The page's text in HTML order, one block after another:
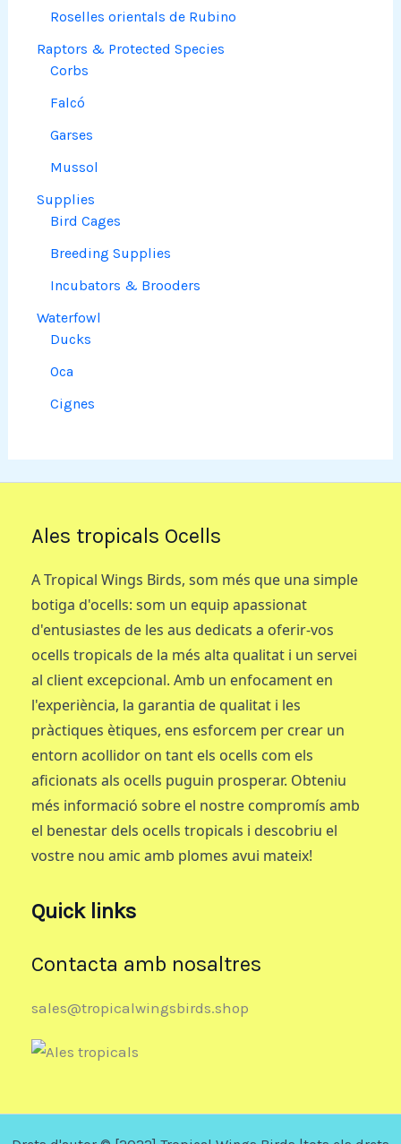
Roselles orientals de Rubino
Raptors & Protected Species
Corbs
Falcó
Garses
Mussol
Supplies
Bird Cages
Breeding Supplies
Incubators & Brooders
Waterfowl
Ducks
Oca
Cignes
Ales tropicals Ocells
A Tropical Wings Birds, som més que una simple
botiga d'ocells: som un equip apassionat
d'entusiastes de les aus dedicats a oferir-vos
ocells tropicals de la més alta qualitat i un servei
al client excepcional. Amb un enfocament en
l'experiència, la garantia de qualitat i les
pràctiques ètiques, ens esforcem per crear un
entorn acollidor on tant els ocells com els
aficionats als ocells puguin prosperar. Obteniu
més informació sobre el nostre compromís amb
el benestar dels ocells tropicals i descobriu el
vostre nou amic amb plomes avui mateix!
Quick links
Contacta amb nosaltres
sales@tropicalwingsbirds.shop